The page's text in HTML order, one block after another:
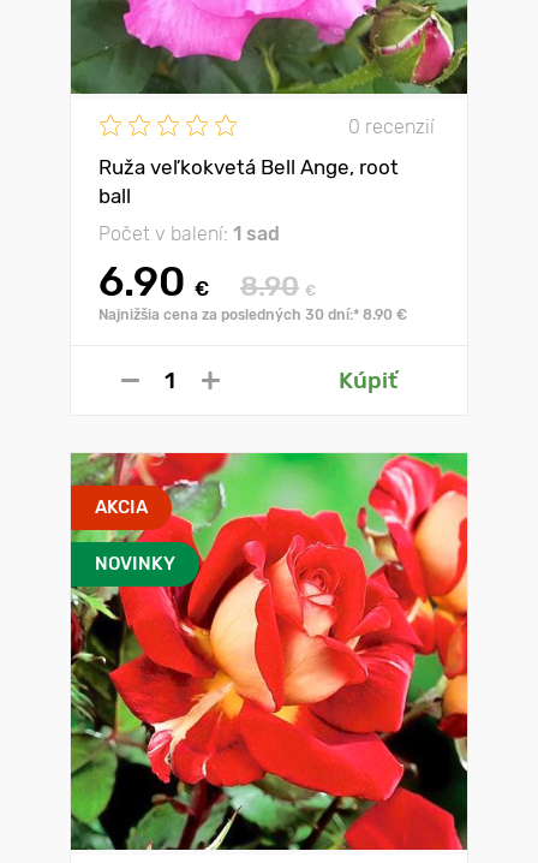
0 recenzií
Ruža veľkokvetá Bell Ange, root
ball
Počet v balení: 1 sad
6.90 € 8.90 €
Najnižšia cena za posledných 30 dní:* 8.90 €
Kúpiť
AKCIA
NOVINKY